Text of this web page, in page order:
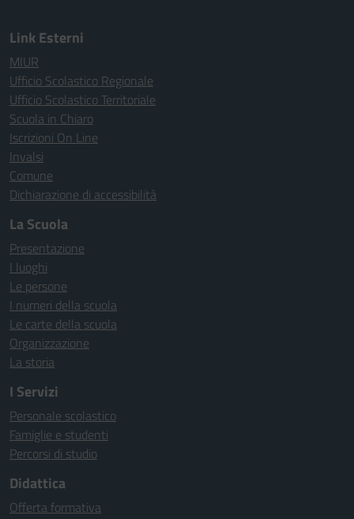
Link Esterni
MIUR
Ufficio Scolastico Regionale
Ufficio Scolastico Territoriale
Scuola in Chiaro
Iscrizioni On Line
Invalsi
Comune
Dichiarazione di accessibilità
La Scuola
Presentazione
I luoghi
Le persone
I numeri della scuola
Le carte della scuola
Organizzazione
La storia
I Servizi
Personale scolastico
Famiglie e studenti
Percorsi di studio
Didattica
Offerta formativa